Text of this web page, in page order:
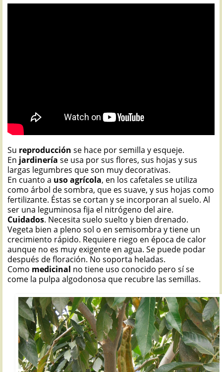
Su reproducción se hace por semilla y esqueje.
En jardinería se usa por sus flores, sus hojas y sus
largas legumbres que son muy decorativas.
En cuanto a uso agrícola, en los cafetales se utiliza
como árbol de sombra, que es suave, y sus hojas como
fertilizante. Éstas se cortan y se incorporan al suelo. Al
ser una leguminosa fija el nitrógeno del aire.
Cuidados. Necesita suelo suelto y bien drenado.
Vegeta bien a pleno sol o en semisombra y tiene un
crecimiento rápido. Requiere riego en época de calor
aunque no es muy exigente en agua. Se puede podar
después de floración. No soporta heladas.
Como medicinal no tiene uso conocido pero sí se
come la pulpa algodonosa que recubre las semillas.